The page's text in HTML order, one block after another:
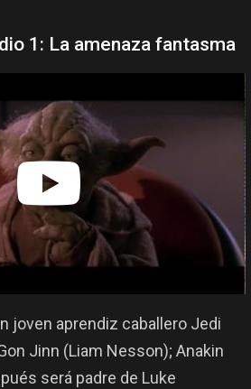
1: La amenaza fantasma
joven aprendiz caballero Jedi
Jinn (Liam Nesson); Anakin
será padre de Luke